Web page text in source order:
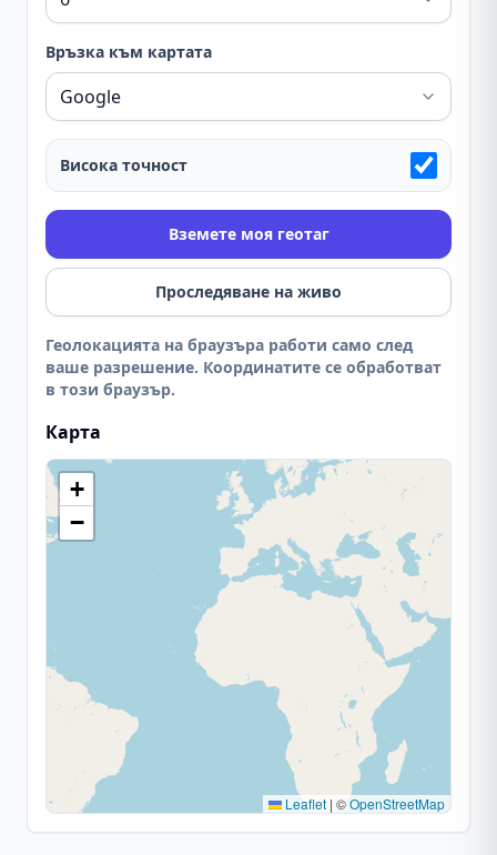
Връзка към картата
Висока точност
Вземете моя геотаг
Проследяване на живо
Геолокацията на браузъра работи само след
ваше разрешение. Координатите се обработват
в този браузър.
Карта
+
−
Leaflet | ©OpenStreetMap